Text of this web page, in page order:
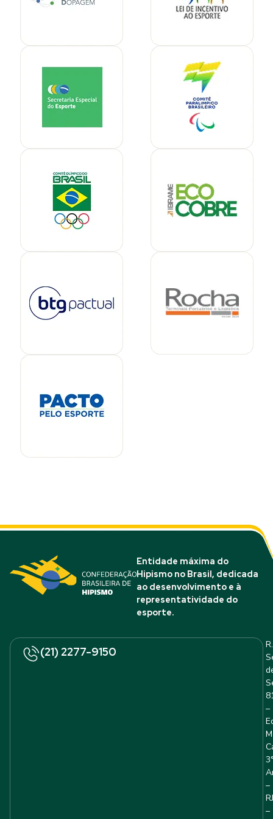
Entidade máxima do
Hipismo no Brasil, dedicada
ao desenvolvimento e à
representatividade do
esporte.
(21) 2277-9150
R.
–
–
RJ
–